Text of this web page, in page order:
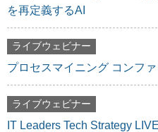
を再定義するAI
ライブウェビナー
プロセスマイニング コンフ
ライブウェビナー
IT Leaders Tech Strategy